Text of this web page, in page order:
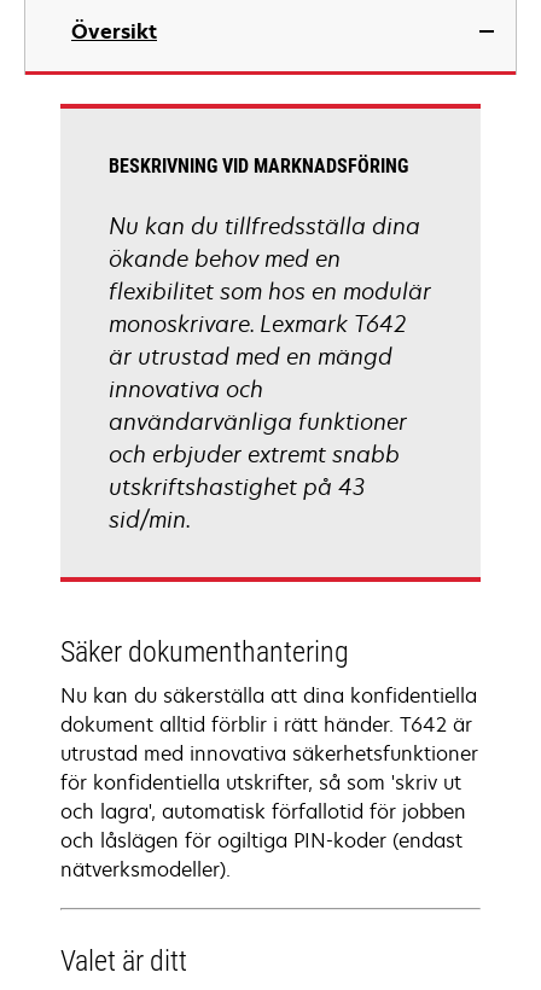
new
Översikt
BESKRIVNING VID MARKNADSFÖRING
Nu kan du tillfredsställa dina
ökande behov med en
flexibilitet som hos en modulär
monoskrivare. Lexmark T642
är utrustad med en mängd
innovativa och
användarvänliga funktioner
och erbjuder extremt snabb
utskriftshastighet på 43
sid/min.
Säker dokumenthantering
Nu kan du säkerställa att dina konfidentiella
dokument alltid förblir i rätt händer. T642 är
utrustad med innovativa säkerhetsfunktioner
för konfidentiella utskrifter, så som 'skriv ut
och lagra', automatisk förfallotid för jobben
och låslägen för ogiltiga PIN-koder (endast
nätverksmodeller).
Valet är ditt